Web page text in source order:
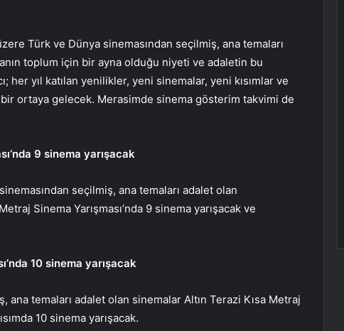
Türk ve Dünya sinemasından seçilmiş, ana temaları
toplum için bir ayna olduğu niyeti ve adaletin bu
her yıl katılan yenilikler, yeni sinemalar, yeni kısımlar ve
ortaya gelecek. Merasimde sinema gösterim takvimi de
9 sinema yarışacak
seçilmiş, ana temaları adalet olan
Sinema Yarışması’nda 9 sinema yarışacak ve
10 sinema yarışacak
ana temaları adalet olan sinemalar Altın Terazi Kısa Metraj
10 sinema yarışacak.